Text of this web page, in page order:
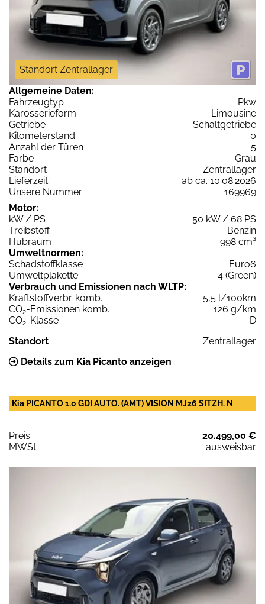
Standort Zentrallager
Allgemeine Daten:
Fahrzeugtyp
Pkw
Karosserieform
Limousine
Getriebe
Schaltgetriebe
Kilometerstand
0
Anzahl der Türen
5
Farbe
Grau
Standort
Zentrallager
Lieferzeit
ab ca. 10.08.2026
Unsere Nummer
169969
Motor:
kW / PS
50 kW / 68 PS
Treibstoff
Benzin
Hubraum
998 cm³
Umweltnormen:
Schadstoffklasse
Euro6
Umweltplakette
4 (Green)
Verbrauch und Emissionen nach WLTP:
Kraftstoffverbr. komb.
5,5 l/100km
CO2-Emissionen komb.
126 g/km
CO2-Klasse
D
Standort
Zentrallager
Details zum Kia Picanto anzeigen
Kia PICANTO 1.0 GDI AUTO. (AMT) VISION MJ26 SITZH. N
Preis:
20.499,00 €
MWSt:
ausweisbar